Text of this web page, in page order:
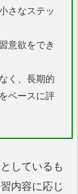
さなステッ
意欲をでき
く、長期的
ベースに評
しているも
内容に応じ